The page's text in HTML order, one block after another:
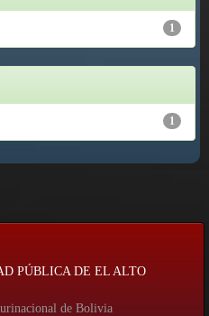
1
1
PÚBLICA DE EL ALTO
de Bolivia